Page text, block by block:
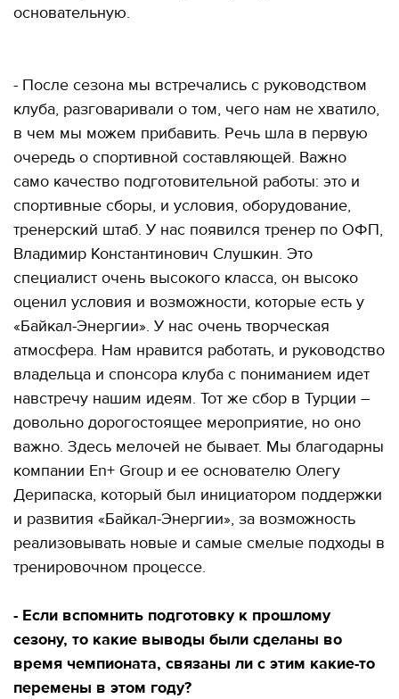
основательную.
- После сезона мы встречались с руководством
клуба, разговаривали о том, чего нам не хватило,
в чем мы можем прибавить. Речь шла в первую
очередь о спортивной составляющей. Важно
само качество подготовительной работы: это и
спортивные сборы, и условия, оборудование,
тренерский штаб. У нас появился тренер по ОФП,
Владимир Константинович Слушкин. Это
специалист очень высокого класса, он высоко
оценил условия и возможности, которые есть у
«Байкал-Энергии». У нас очень творческая
атмосфера. Нам нравится работать, и руководство
владельца и спонсора клуба с пониманием идет
навстречу нашим идеям. Тот же сбор в Турции –
довольно дорогостоящее мероприятие, но оно
важно. Здесь мелочей не бывает. Мы благодарны
компании En+ Group и ее основателю Олегу
Дерипаска, который был инициатором поддержки
и развития «Байкал-Энергии», за возможность
реализовывать новые и самые смелые подходы в
тренировочном процессе.
- Если вспомнить подготовку к прошлому
сезону, то какие выводы были сделаны во
время чемпионата, связаны ли с этим какие-то
перемены в этом году?